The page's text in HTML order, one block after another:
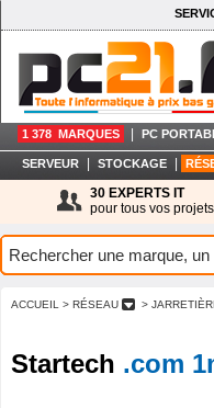
1 378 MARQUES PC
SERVEUR STOCKAGE
30 EXPERTS IT
pour tous vos projets
ACCUEIL > RÉSEAU >
Startech .com